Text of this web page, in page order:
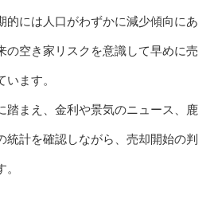
的には人口がわずかに減少傾向にあ
の空き家リスクを意識して早めに売
ます。
踏まえ、金利や景気のニュース、鹿
統計を確認しながら、売却開始の判